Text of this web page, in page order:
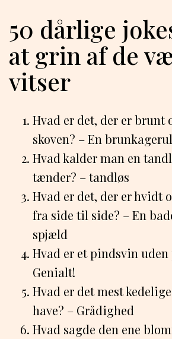
50 dårlige
at grin af de
vitser
Hvad er det, der er brunt
skoven? – En
Hvad kalder man en
tænder? – tandløs
Hvad er det, der er hvidt
fra side til side? – En
spjæld
Hvad er et pindsvin uden
Genialt!
Hvad er det mest
have? – Grådighed
Hvad sagde den ene